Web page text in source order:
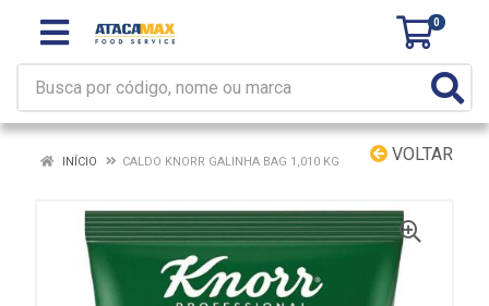
0
VOLTAR
INÍCIO CALDO KNORR GALINHA BAG 1,010 KG